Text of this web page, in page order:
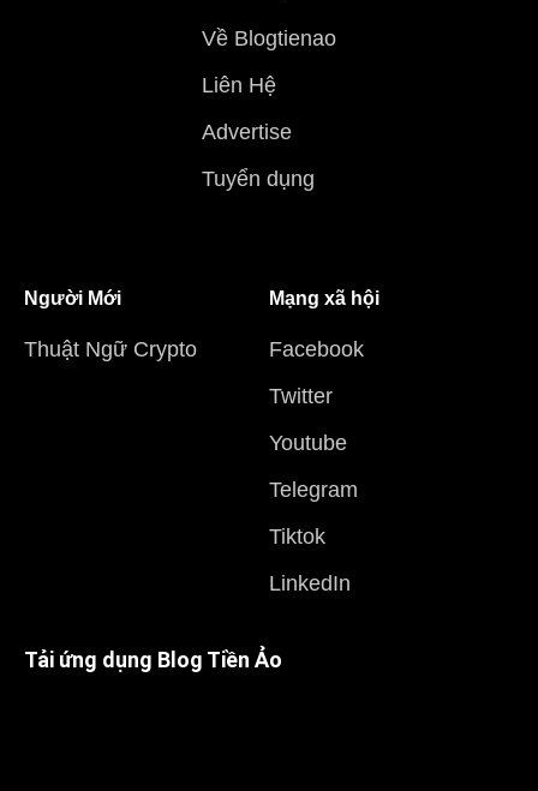
Về Blogtienao
Liên Hệ
Advertise
Tuyển dụng
Người Mới
Thuật Ngữ Crypto
Mạng xã hội
Facebook
Twitter
Youtube
Telegram
Tiktok
LinkedIn
Tải ứng dụng Blog Tiền Ảo